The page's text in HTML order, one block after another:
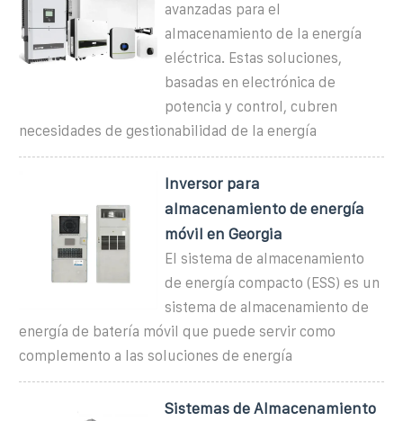
avanzadas para el
almacenamiento de la energía
eléctrica. Estas soluciones,
basadas en electrónica de
potencia y control, cubren
necesidades de gestionabilidad de la energía
Inversor para
almacenamiento de energía
móvil en Georgia
El sistema de almacenamiento
de energía compacto (ESS) es un
sistema de almacenamiento de
energía de batería móvil que puede servir como
complemento a las soluciones de energía
Sistemas de Almacenamiento